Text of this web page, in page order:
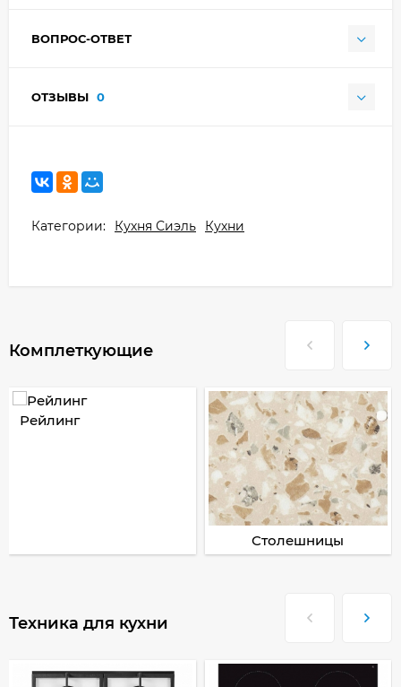
ВОПРОС-ОТВЕТ
ОТЗЫВЫ 0
Категории: Кухня Сиэль Кухни
Комплеткующие
Рейлинг
Столешницы
Техника для кухни